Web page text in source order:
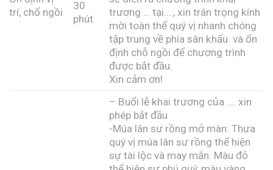
trí, chổ ngồi
30
phút
trương … tại…., xin trân trọng kính
mời toàn thể quý vị nhanh chóng
tập trung về phía sân khấu và ổn
định chỗ ngồi để chương trình
được bắt đầu.
Xin cảm ơn!
– Buổi lễ khai trương của …. xin
phép bắt đầu
-Múa lân sư rồng mở màn: Thưa
quý vị múa lân sư rồng thể hiện
sự tài lộc và may mắn. Màu đỏ